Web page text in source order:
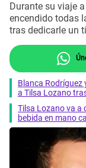
Durante su viaje
encendido todas
tras dedicarle un
Blanca Rodríguez
a Tilsa Lozano
Tilsa Lozano va a
bebida en mano